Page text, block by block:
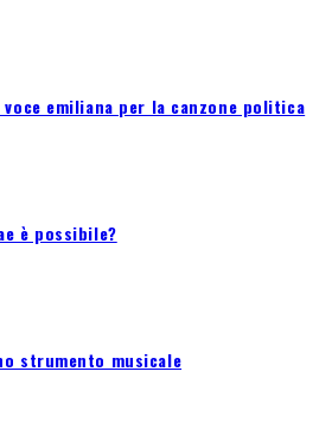
emiliana per la canzone politica
è possibile?
strumento musicale